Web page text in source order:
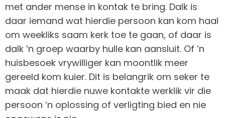
met ander mense in kontak te bring. Dalk is
daar iemand wat hierdie persoon kan kom haal
om weekliks saam kerk toe te gaan, of daar is
dalk ‘n groep waarby hulle kan aansluit. Of ’n
huisbesoek vrywilliger kan moontlik meer
gereeld kom kuier. Dit is belangrik om seker te
maak dat hierdie nuwe kontakte werklik vir die
persoon ‘n oplossing of verligting bied en nie